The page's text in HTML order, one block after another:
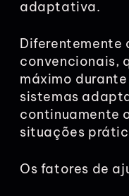
adaptativa.
Diferentemente
convencionais,
máximo
sistemas
continuamente
situações
Os fatores de